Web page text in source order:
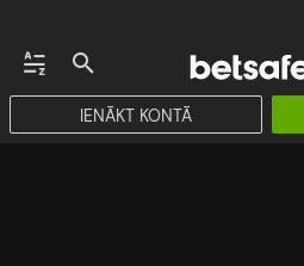
IENĀKT KONTĀ